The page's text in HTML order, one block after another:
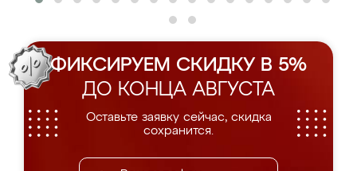
ФИКСИРУЕМ СКИДКУ В 5%
ДО КОНЦА АВГУСТА
Оставьте заявку сейчас, скидка
сохранится.